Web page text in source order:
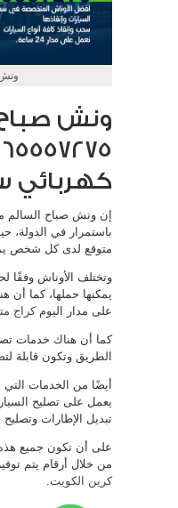
ونش
كهربائي
إن ونش صباح السالم
باستمرار في الدولة،
متوقع لدى كل شخص
وتختلف الأوناش وفقًا
يمكنها حملها، كما أن
على مدار اليومكراج
كما أن هناك خدمات
الطريق وتكون قابلة
أيضًا من الخدمات
يعمل على تصليح
تبديل الإطارات وتصليح
على أن تكون جميع
من خلال أرقام يتم
كرين الكويت